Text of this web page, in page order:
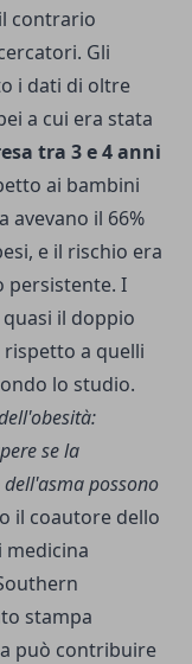
contrario
Gli
i dati di oltre
a cui era stata
tra 3 e 4 anni
ai bambini
avevano il 66%
e il rischio era
persistente. I
il doppio
a quelli
lo studio.
se la
possono
il coautore dello
medicina
stampa
può contribuire